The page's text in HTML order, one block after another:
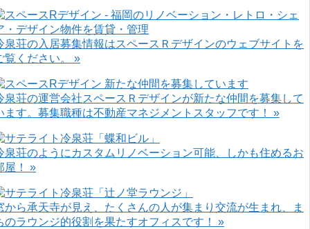
泉荘の入居募集情報はスペースＲデザインのウェブサイトを
覧ください。 »
泉荘の運営会社スペースＲデザインが新たな仲間を募集して
ます。募集職種は不動産マネジメントスタッフです！ »
泉荘のようにカスタムリノベーション可能、しかも住めるお
屋！ »
から承天寺が見え、たくさんの人が集まり交流が生まれ、ま
のラウンジ的役割を果たすオフィスです！ »